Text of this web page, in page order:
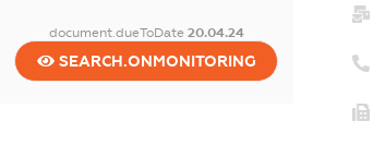
document.dueToDate 20.04.24
SEARCH.ONMONITORING